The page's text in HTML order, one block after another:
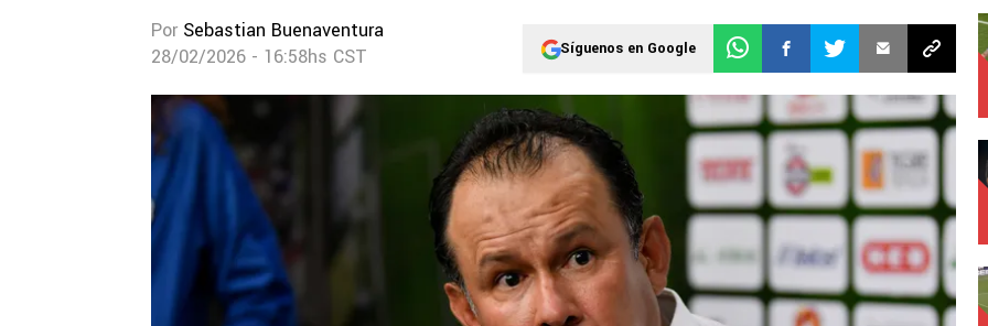
Por Sebastian Buenaventura
28/02/2026 - 16:58hs CST
Síguenos en Google